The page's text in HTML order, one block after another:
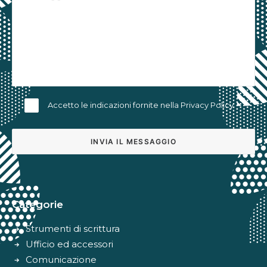
Accetto le indicazioni fornite nella Privacy Policy
Categorie
Strumenti di scrittura
Ufficio ed accessori
Comunicazione